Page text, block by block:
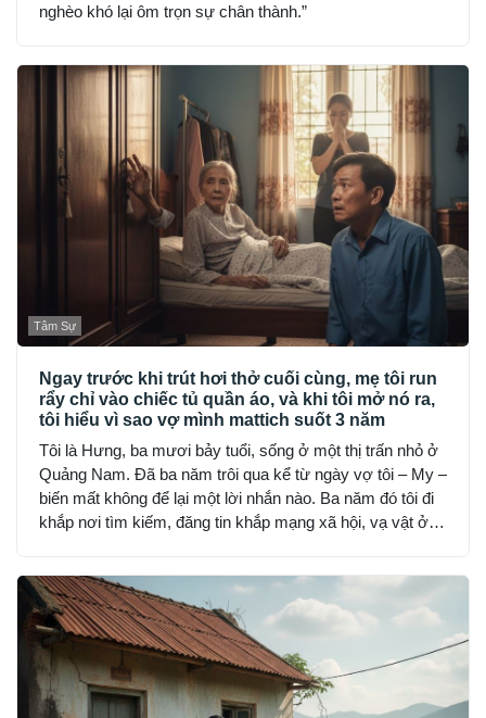
nghèo khó lại ôm trọn sự chân thành.”
Tâm Sự
Ngay trước khi trút hơi thở cuối cùng, mẹ tôi run
rẩy chỉ vào chiếc tủ quần áo, và khi tôi mở nó ra,
tôi hiểu vì sao vợ mình mattich suốt 3 năm
Tôi là Hưng, ba mươi bảy tuổi, sống ở một thị trấn nhỏ ở
Quảng Nam. Đã ba năm trôi qua kể từ ngày vợ tôi – My –
biến mất không để lại một lời nhắn nào. Ba năm đó tôi đi
khắp nơi tìm kiếm, đăng tin khắp mạng xã hội, vạ vật ở